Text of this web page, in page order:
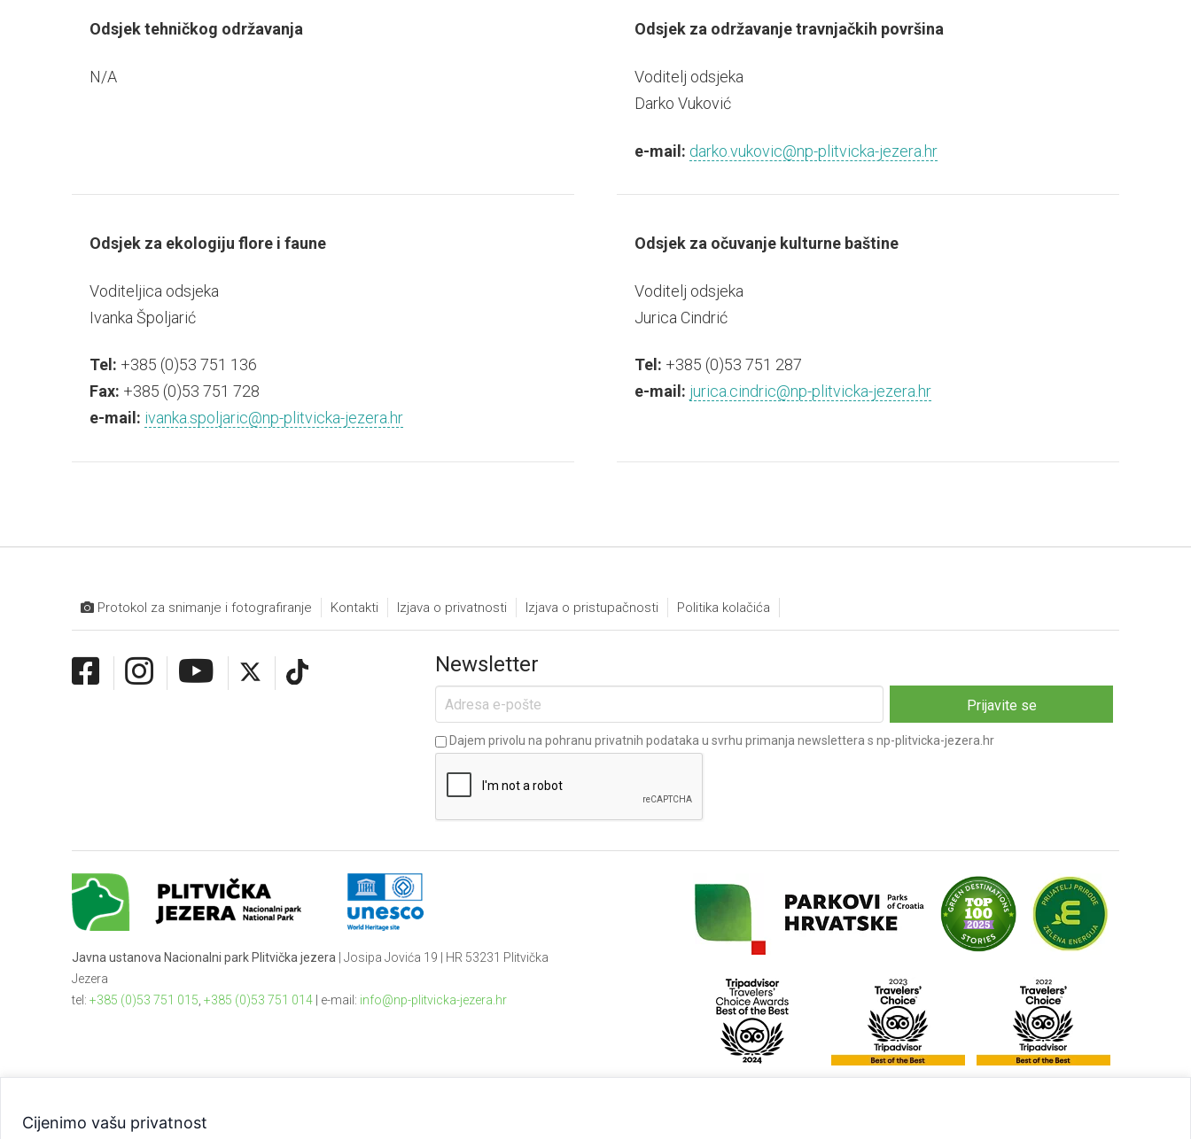
Cijenimo vašu privatnost
Odsjek tehničkog održavanja
N/A
Odsjek za održavanje travnjačkih površina
Voditelj odsjeka
Darko Vuković
e-mail: darko.vukovic@np-plitvicka-jezera.hr
Odsjek za ekologiju flore i faune
Voditeljica odsjeka
Ivanka Špoljarić
Tel: +385 (0)53 751 136
Fax: +385 (0)53 751 728
e-mail: ivanka.spoljaric@np-plitvicka-jezera.hr
Odsjek za očuvanje kulturne baštine
Voditelj odsjeka
Jurica Cindrić
Tel: +385 (0)53 751 287
e-mail: jurica.cindric@np-plitvicka-jezera.hr
Protokol za snimanje i fotografiranje Kontakti Izjava o privatnosti Izjava o pristupačnosti Politika kolačića
Newsletter
Dajem privolu na pohranu privatnih podataka u svrhu primanja newslettera s np-plitvicka-jezera.hr
Javna ustanova Nacionalni park Plitvička jezera | Josipa Jovića 19 | HR 53231 Plitvička
Jezera
tel: +385 (0)53 751 015 +385 (0)53 751 014| e-mail: info@np-plitvicka-jezera.hr